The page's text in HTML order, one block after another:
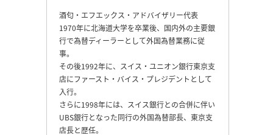
酒匂・エフエックス・アドバイザリー代表
1970年に北海道大学を卒業後、国内外の主要銀
行で為替ディーラーとして外国為替業務に従
事。
その後1992年に、スイス・ユニオン銀行東京支
店にファースト・バイス・プレジデントとして
入行。
さらに1998年には、スイス銀行との合併に伴い
UBS銀行となった同行の外国為替部長、東京支
店長と歴任。